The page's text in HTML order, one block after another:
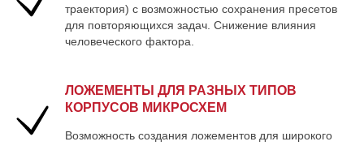
траектория) с возможностью сохранения пресетов
для повторяющихся задач. Снижение влияния
человеческого фактора.
ЛОЖЕМЕНТЫ ДЛЯ РАЗНЫХ ТИПОВ
КОРПУСОВ МИКРОСХЕМ
Возможность создания ложементов для широкого